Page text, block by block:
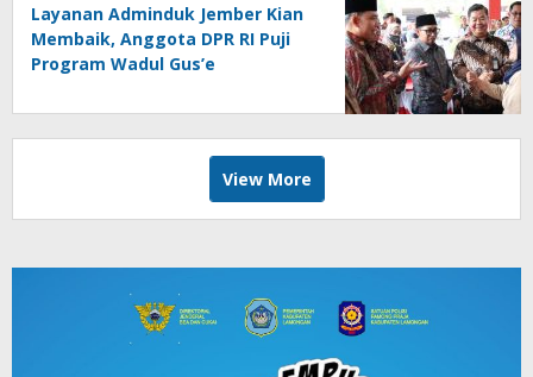
Layanan Adminduk Jember Kian
Membaik, Anggota DPR RI Puji
Program Wadul Gus’e
View More